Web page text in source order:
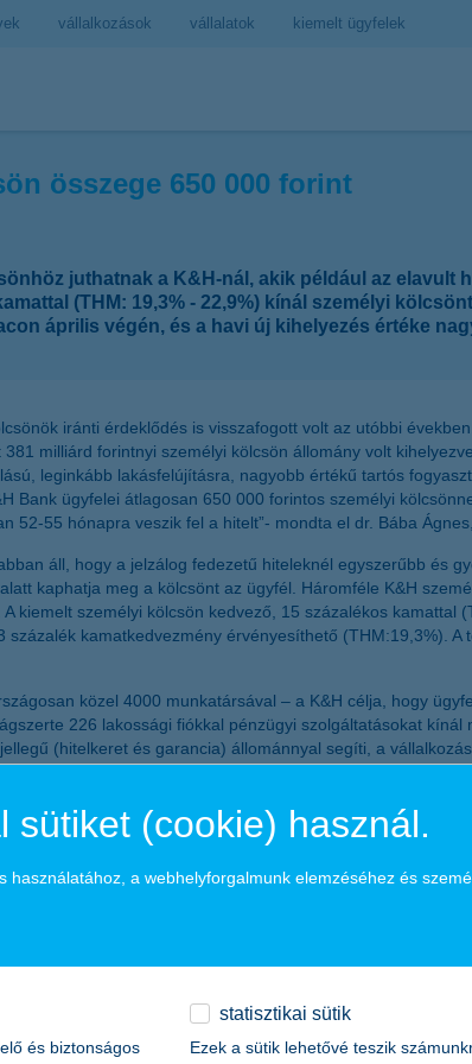
vállalkozások vállalatok kiemelt ügyfelek
összege 650 000 forint
juthatnak a K&H-nál, akik például az
(THM: 19,3% - 22,9%) kínál személyi
április végén, és a havi új kihelyezés értéke
iránti érdeklődés is visszafogott volt az utóbbi
milliárd forintnyi személyi kölcsön állomány volt
leginkább lakásfelújításra, nagyobb értékű tartós
Bank ügyfelei átlagosan 650 000 forintos személyi
52-55 hónapra veszik fel a hitelt”- mondta el dr. Bába
áll, hogy a jelzálog fedezetű hiteleknél egyszerűbb és
kaphatja meg a kölcsönt az ügyfél. Háromféle K&H
kiemelt személyi kölcsön kedvező, 15 százalékos
kamatkedvezmény érvényesíthető (THM:19,3%). A
közel 4000 munkatársával – a K&H célja, hogy
226 lakossági fiókkal pénzügyi szolgáltatásokat
(hitelkeret és garancia) állománnyal segíti, a
forint értékben fektetett be magyar leányvállalataiba,
auditált):
20,5 milliárd forint
sütiket (cookie) használ.
használatához, a webhelyforgalmunk elemzéséhez és
és biztonságos
statisztikai sütik
Ezek a sütik lehetővé teszik